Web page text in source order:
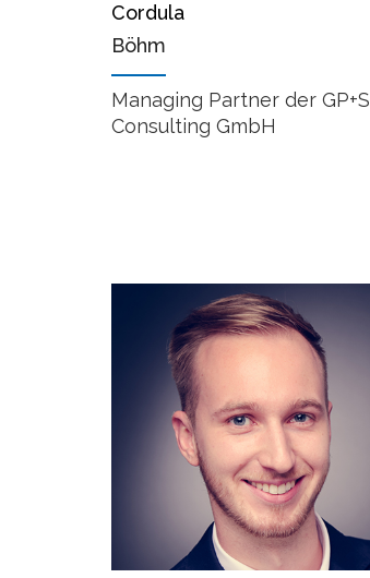
Cordula
Böhm
Managing Partner der GP+S
Consulting GmbH